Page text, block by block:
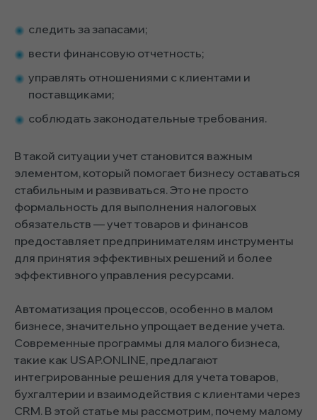
следить за запасами;
вести финансовую отчетность;
управлять отношениями с клиентами и
поставщиками;
соблюдать законодательные требования.
В такой ситуации учет становится важным
элементом, который помогает бизнесу оставаться
стабильным и развиваться. Это не просто
формальность для выполнения налоговых
обязательств — учет товаров и финансов
предоставляет предпринимателям инструменты
для принятия эффективных решений и более
эффективного управления ресурсами.
Автоматизация процессов, особенно в малом
бизнесе, значительно упрощает ведение учета.
Современные программы для малого бизнеса,
такие как USAP.ONLINE, предлагают
интегрированные решения для учета товаров,
бухгалтерии и взаимодействия с клиентами через
CRM. В этой статье мы рассмотрим, почему малому